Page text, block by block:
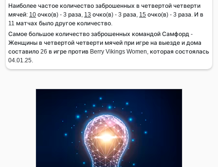
Наиболее частое количество заброшенных в четвертой четверти
мячей: 10 очко(в) - 3 раза, 13 очко(в) - 3 раза, 15 очко(в) - 3 раза. И в
11 матчах было другое количество.
Самое большое количество заброшенных командой Самфорд -
Женщины в четвертой четверти мячей при игре на выезде и дома
составило 26 в игре против Berry Vikings Women, которая состоялась
04.01.25.